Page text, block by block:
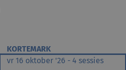
KORTEMARK
vr 16 oktober '26 - 4 sessies